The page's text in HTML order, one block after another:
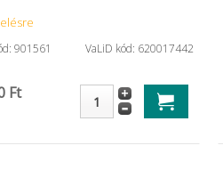
901561 VaLiD kód: 620017442
Ft